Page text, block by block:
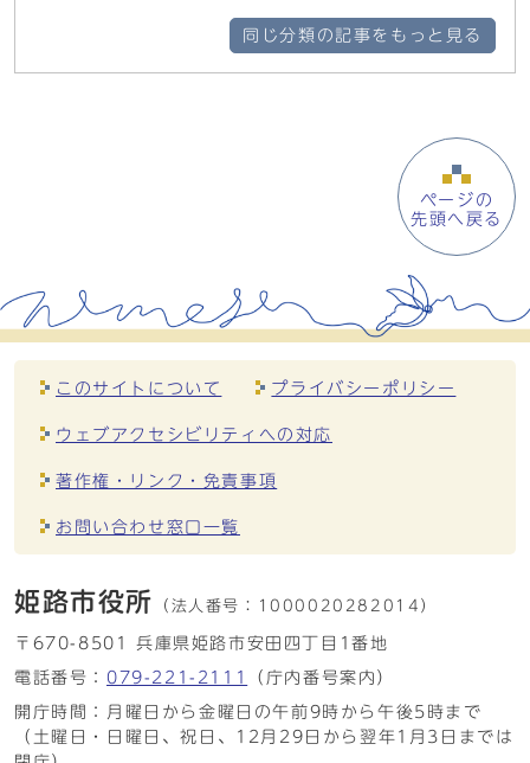
同じ分類の記事をもっと見る
ページの
先頭へ戻る
このサイトについて プライバシーポリシー
ウェブアクセシビリティへの対応
著作権・リンク・免責事項
お問い合わせ窓口一覧
姫路市役所 （法人番号： 1000020282014）
〒670-8501 兵庫県姫路市安田四丁目1番地
電話番号： 079-221-2111
（庁内番号案内）
開庁時間：月曜日から金曜日の午前9時から午後5時まで
（土曜日・日曜日、祝日、12月29日から翌年1月3日までは